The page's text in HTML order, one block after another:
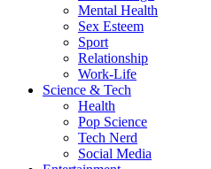
Mental Health
Sex Esteem
Sport
Relationship
Work-Life
Science & Tech
Health
Pop Science
Tech Nerd
Social Media